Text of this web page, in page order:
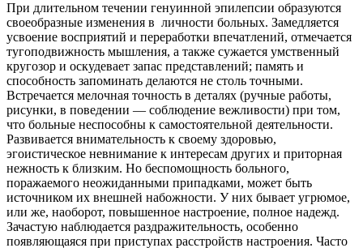
При длительном течении генуинной эпилепсии образуются
своеобразные изменения в личности больных. Замедляется
усвоение восприятий и переработки впечатлений, отмечается
тугоподвижность мышления, а также сужается умственный
кругозор и оскудевает запас представлений; память и
способность запоминать делаются не столь точными.
Встречается мелочная точность в деталях (ручные работы,
рисунки, в поведении — соблюдение вежливости) при том,
что больные неспособны к самостоятельной деятельности.
Развивается внимательность к своему здоровью,
эгоистическое невнимание к интересам других и приторная
нежность к близким. Но беспомощность больного,
поражаемого неожиданными припадками, может быть
источником их внешней набожности. У них бывает угрюмое,
или же, наоборот, повышенное настроение, полное надежд.
Зачастую наблюдается раздражительность, особенно
появляющаяся при приступах расстройств настроения. Часто